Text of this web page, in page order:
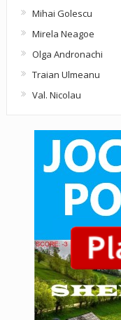
Mihai Golescu
Mirela Neagoe
Olga Andronachi
Traian Ulmeanu
Val. Nicolau